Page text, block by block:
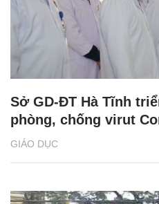
GIÁO DỤC
Sở GD-ĐT Hà Tĩnh
phòng, chống virut